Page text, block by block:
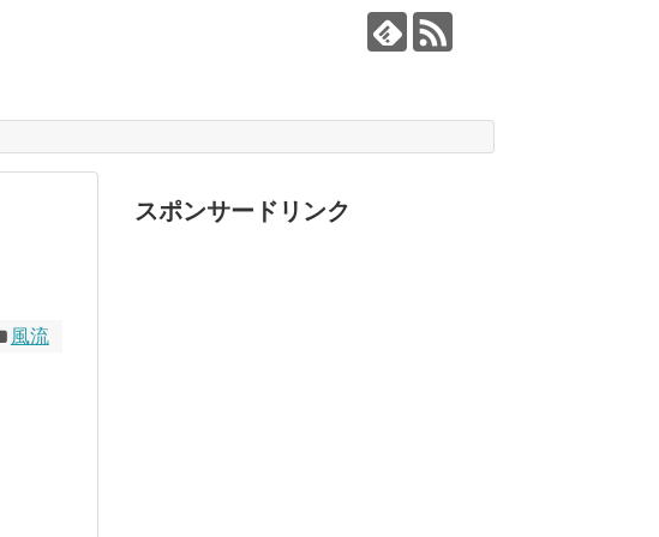
風流
スポンサードリンク